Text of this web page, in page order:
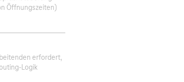
Öffnungszeiten)
erfordert,
Logik